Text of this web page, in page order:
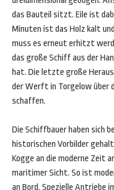
das Bauteil sitzt. Eile ist
Minuten ist das Holz kalt
muss es erneut erhitzt
das große Schiff aus der
hat. Die letzte große
der Werft in Torgelow über
schaffen.
Die Schiffbauer haben sich
historischen Vorbilder
Kogge an die moderne Zeit
maritimer Sicht. So ist
an Bord. Spezielle Antriebe